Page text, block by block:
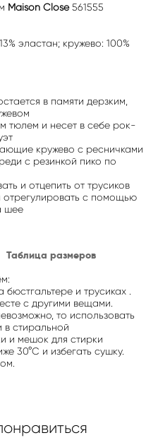
Maison Close561555
эластан; кружево: 100%
в памяти дерзким,
тюлем и несет в себе рок-
кружево с ресничками
с резинкой пико по
и отцепить от трусиков
отрегулировать с помощью
шее
Таблица размеров
и трусиках .
с другими вещами.
то использовать
в стиральной
и мешок для стирки
30°C и избегать сушку.